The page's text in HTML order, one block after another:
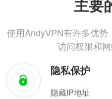
主要
使用AndyVPN有许多优势
访问权限和
隐私保护
隐藏IP地址